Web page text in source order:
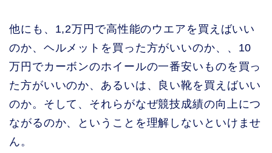
他にも、1,2万円で高性能のウエアを買えばいい
のか、ヘルメットを買った方がいいのか、、10
万円でカーボンのホイールの一番安いものを買っ
た方がいいのか、あるいは、良い靴を買えばいい
のか。そして、それらがなぜ競技成績の向上につ
ながるのか、ということを理解しないといけませ
ん。